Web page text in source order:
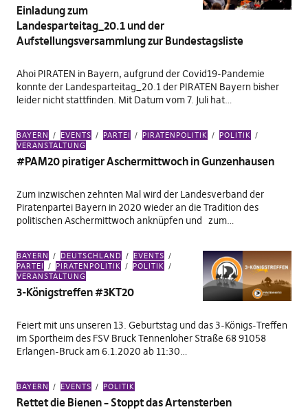
Einladung zum
Landesparteitag_20.1 und der
Aufstellungsversammlung zur Bundestagsliste
Ahoi PIRATEN in Bayern, aufgrund der Covid19-Pandemie
konnte der Landesparteitag_20.1 der PIRATEN Bayern bisher
leider nicht stattfinden. Mit Datum vom 7. Juli hat…
BAYERN EVENTS PARTEI PIRATENPOLITIK
POLITIK
VERANSTALTUNG
#PAM20 piratiger Aschermittwoch in Gunzenhausen
Zum inzwischen zehnten Mal wird der Landesverband der
Piratenpartei Bayern in 2020 wieder an die Tradition des
politischen Aschermittwoch anknüpfen und zum…
BAYERN DEUTSCHLAND
EVENTS
PARTEI
PIRATENPOLITIK
POLITIK
VERANSTALTUNG
3-Königstreffen #3KT20
Feiert mit uns unseren 13. Geburtstag und das 3-Königs-Treffen
im Sportheim des FSV Bruck Tennenloher Straße 68 91058
Erlangen-Bruck am 6.1.2020 ab 11:30…
BAYERN EVENTS POLITIK
Rettet die Bienen – Stoppt das Artensterben